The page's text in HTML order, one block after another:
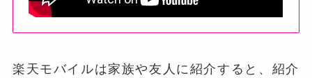
楽天モバイルは家族や友人に紹介すると、紹介